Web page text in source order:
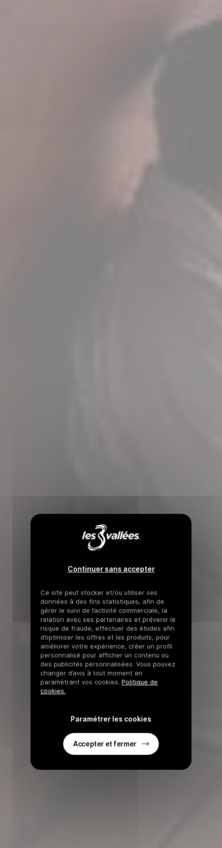
Continuer sans accepter
Ce site peut stocker et/ou utiliser ses
données à des fins statistiques, afin de
gérer le suivi de l’activité commerciale, la
relation avec ses partenaires et prévenir le
risque de fraude, effectuer des études afin
d’optimiser les offres et les produits, pour
améliorer votre expérience, créer un profil
personnalisé pour afficher un contenu ou
des publicités personnalisées. Vous pouvez
changer d’avis à tout moment en
paramétrant vos cookies. Politique de
cookies.
Paramétrer les cookies
Accepter et fermer